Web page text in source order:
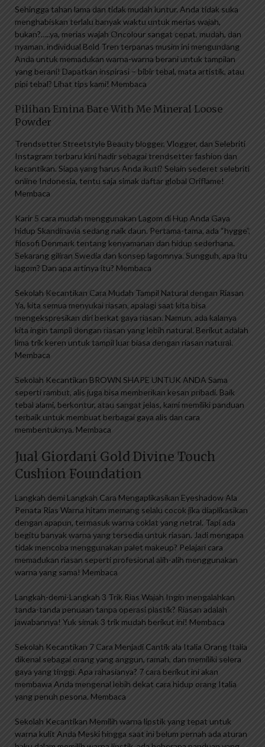
Sehingga tahan lama dan tidak mudah luntur. Anda tidak suka
menghabiskan terlalu banyak waktu untuk merias wajah,
bukan?…..ya, merias wajah Oncolour sangat cepat, mudah, dan
nyaman. individual Bold Tren terpanas musim ini mengundang
Anda untuk memadukan warna-warna berani untuk tampilan
yang berani! Dapatkan inspirasi – bibir tebal, mata artistik, atau
pipi tebal? Lihat tips kami! Membaca
Pilihan Emina Bare With Me Mineral Loose
Powder
Trendsetter Streetstyle Beauty blogger, Vlogger, dan Selebriti
Instagram terbaru kini hadir sebagai trendsetter fashion dan
kecantikan. Siapa yang harus Anda ikuti? Selain sederet selebriti
online Indonesia, tentu saja simak daftar global Oriflame!
Membaca
Karir 5 cara mudah menggunakan Lagom di Hup Anda Gaya
hidup Skandinavia sedang naik daun. Pertama-tama, ada “hygge”,
filosofi Denmark tentang kenyamanan dan hidup sederhana.
Sekarang giliran Swedia dan konsep lagomnya. Sungguh, apa itu
lagom? Dan apa artinya itu? Membaca
Sekolah Kecantikan Cara Mudah Tampil Natural dengan Riasan
Ya, kita semua menyukai riasan, apalagi saat kita bisa
mengekspresikan diri berkat gaya riasan. Namun, ada kalanya
kita ingin tampil dengan riasan yang lebih natural. Berikut adalah
lima trik keren untuk tampil luar biasa dengan riasan natural.
Membaca
Sekolah Kecantikan BROWN SHAPE UNTUK ANDA Sama
seperti rambut, alis juga bisa memberikan kesan pribadi. Baik
tebal alami, berkontur, atau sangat jelas, kami memiliki panduan
terbaik untuk membuat berbagai gaya alis dan cara
membentuknya. Membaca
Jual Giordani Gold Divine Touch
Cushion Foundation
Langkah demi Langkah Cara Mengaplikasikan Eyeshadow Ala
Penata Rias Warna hitam memang selalu cocok jika diaplikasikan
dengan apapun, termasuk warna coklat yang netral. Tapi ada
begitu banyak warna yang tersedia untuk riasan. Jadi mengapa
tidak mencoba menggunakan palet makeup? Pelajari cara
memadukan riasan seperti profesional alih-alih menggunakan
warna yang sama! Membaca
Langkah-demi-Langkah 3 Trik Rias Wajah Ingin mengalahkan
tanda-tanda penuaan tanpa operasi plastik? Riasan adalah
jawabannya! Yuk simak 3 trik mudah berikut ini! Membaca
Sekolah Kecantikan 7 Cara Menjadi Cantik ala Italia Orang Italia
dikenal sebagai orang yang anggun, ramah, dan memiliki selera
gaya yang tinggi. Apa rahasianya? 7 cara berikut ini akan
membawa Anda mengenal lebih dekat cara hidup orang Italia
yang penuh pesona. Membaca
Sekolah Kecantikan Memilih warna lipstik yang tepat untuk
warna kulit Anda Meski hingga saat ini belum pernah ada aturan